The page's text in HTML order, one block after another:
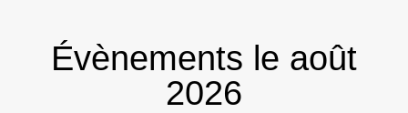
Évènements le août
2026